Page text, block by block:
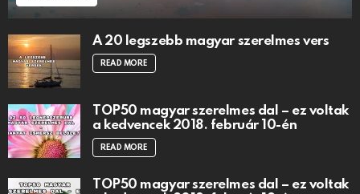
A 20 legszebb magyar szerelmes vers
READ MORE
TOP50 magyar szerelmes dal – ez voltak
a kedvencek 2018. február 10-én
READ MORE
TOP50 magyar szerelmes dal – ez voltak